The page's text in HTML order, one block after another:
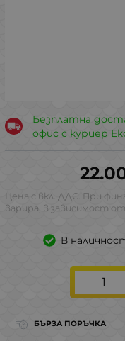
Безплатна
офис с куриер
Цена с вкл. ДДС. При
варира, в зависимост
В
БЪРЗА ПОРЪЧКА